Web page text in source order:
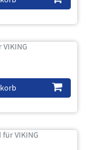
VIKING